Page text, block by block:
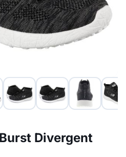
Divergent